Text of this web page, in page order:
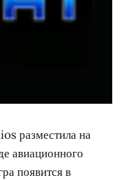
разместила на
авиационного
появится в